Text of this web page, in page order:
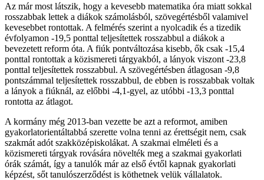
Az már most látszik, hogy a kevesebb matematika óra miatt sokkal
rosszabbak lettek a diákok számolásból, szövegértésből valamivel
kevesebbet rontottak. A felmérés szerint a nyolcadik és a tizedik
évfolyamon -19,5 ponttal teljesítettek rosszabbul a diákok a
bevezetett reform óta. A fiúk pontváltozása kisebb, ők csak -15,4
ponttal rontottak a közismereti tárgyakból, a lányok viszont -23,8
ponttal teljesítettek rosszabbul. A szövegértésben átlagosan -9,8
pontszámmal teljesítettek rosszabbul, de ebben is rosszabbak voltak
a lányok a fiúknál, az előbbi -4,1-gyel, az utóbbi -13,3 ponttal
rontotta az átlagot.
A kormány még 2013-ban vezette be azt a reformot, amiben
gyakorlatorientáltabbá szerette volna tenni az érettségit nem, csak
szakmát adót szakközépiskolákat. A szakmai elméleti és a
közismereti tárgyak rovására növelték meg a szakmai gyakorlati
órák számát, így a tanulók már az első évtől kapnak gyakorlati
képzést, sőt tanulószerződést is köthetnek velük vállalatok.